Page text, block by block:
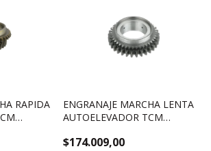
RAPIDA
ENGRANAJE MARCHA LENTA
AUTOELEVADOR TCM
$174.009,00